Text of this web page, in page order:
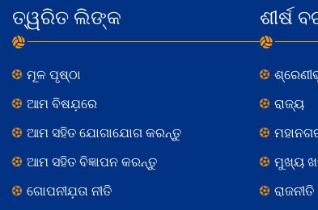
ତ୍ୱରିତ ଲିଙ୍କ
ମୂଳ ପୃଷ୍ଠା
ଆମ ବିଷଯ଼ରେ
ଆମ ସହିତ ଯୋଗାଯୋଗ କରନ୍ତୁ
ଆମ ସହିତ ବିଜ୍ଞାପନ କରନ୍ତୁ
ଗୋପନୀଯ଼ତା ନୀତି
ଶୀର୍ଷ
ରାଜ୍ୟ
ମୁଖ୍ୟ
ରାଜନୀତି